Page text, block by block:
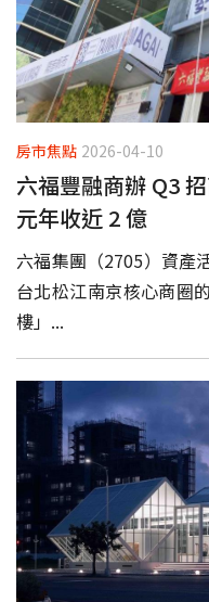
房市焦點 2026-04-10
六福豐融商辦 Q3
元年收近 2 億
六福集團（2705）資產
台北松江南京核心商圈
樓」...